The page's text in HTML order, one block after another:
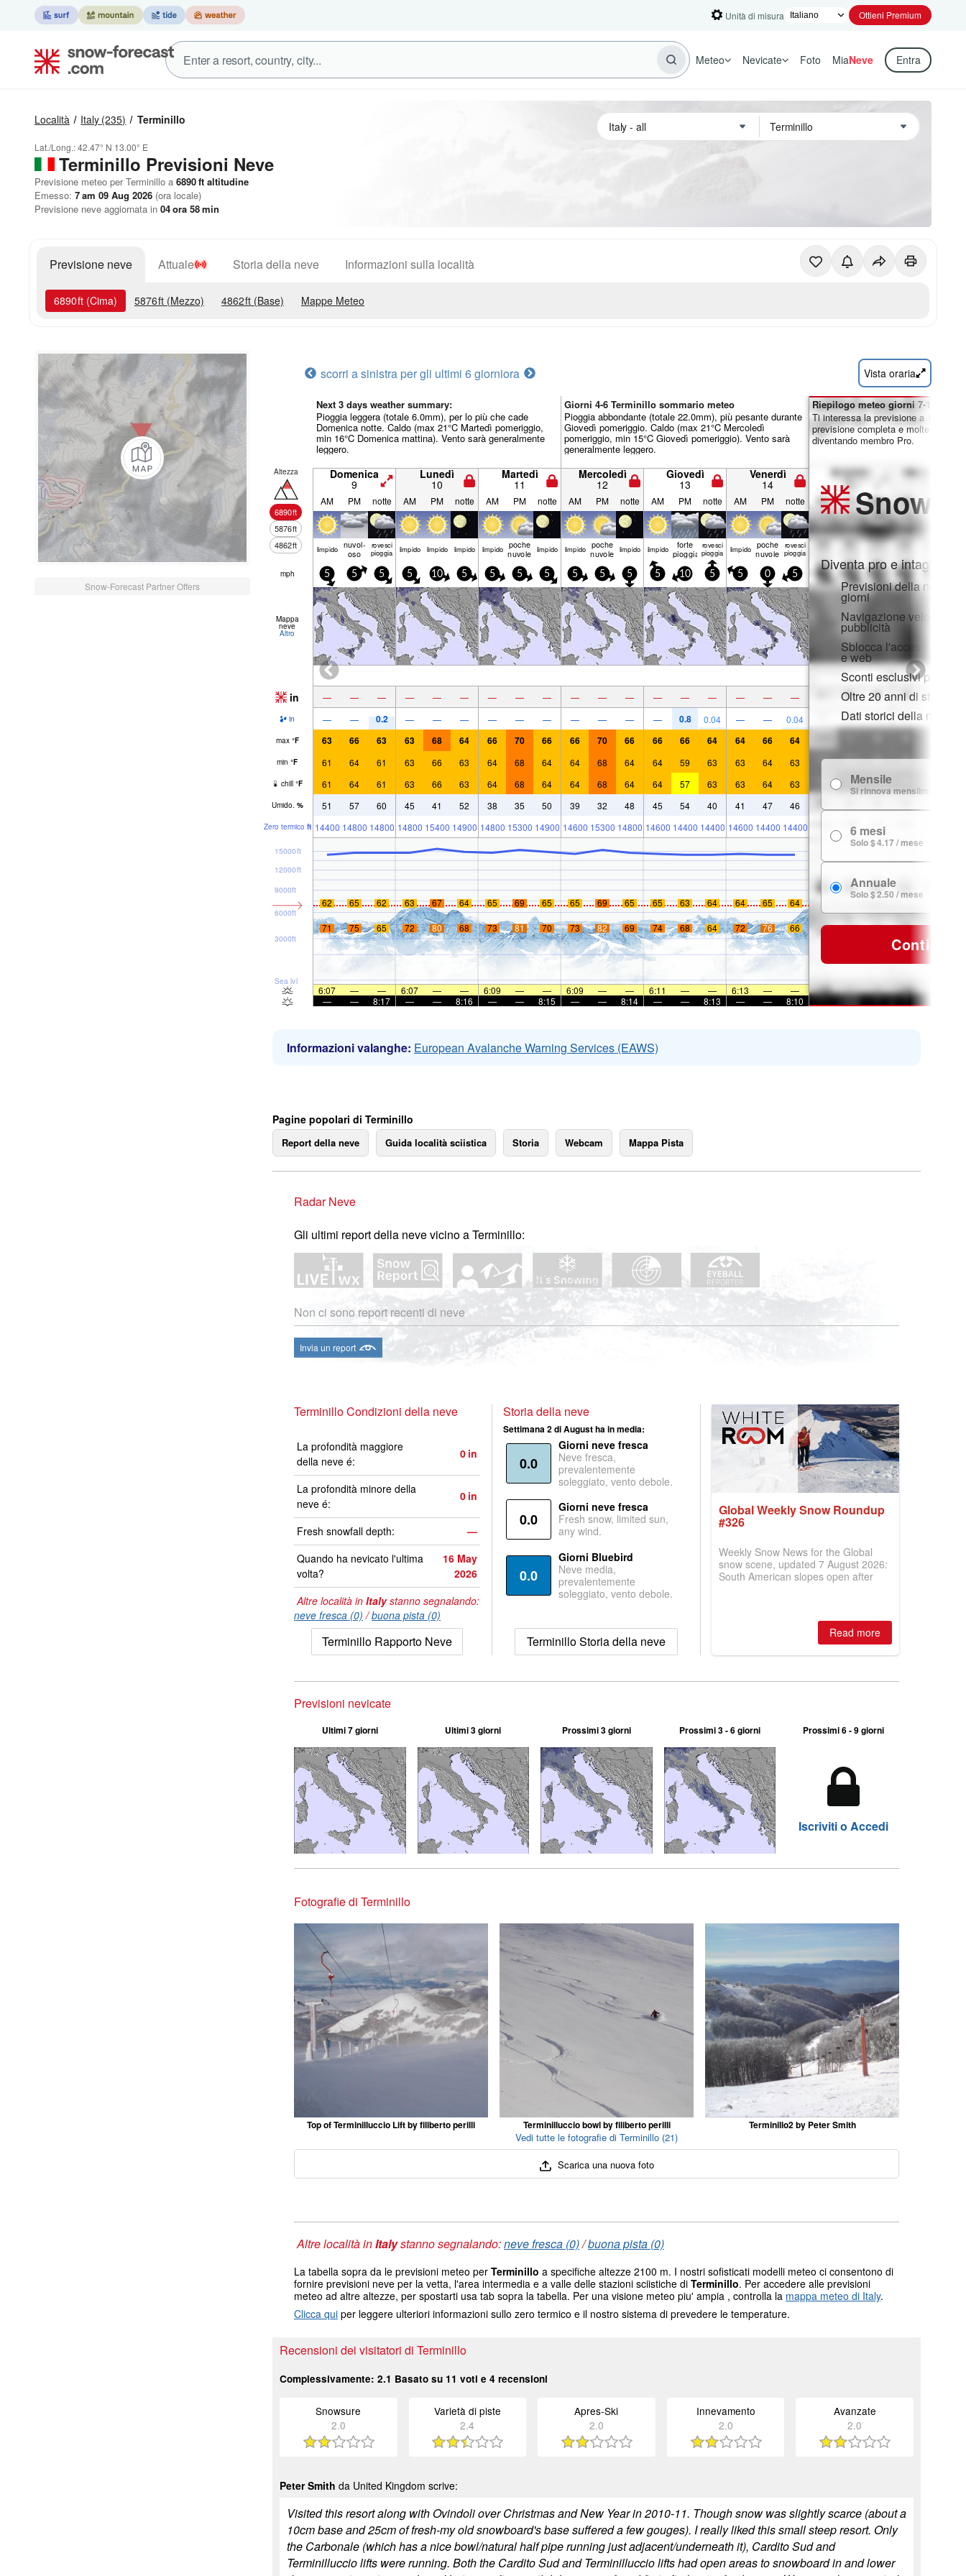
Unità di misura Ottieni Premium
Meteo Nevicate Foto MiaNeve Entra
Località Italy (235) Terminillo
Lat./Long.:42.47° N 13.00° E
Terminillo Previsioni Neve
Previsione meteo per Terminillo a 6890ft altitudine
Emesso: 7 am 09 Aug 2026 (ora locale)
Previsione neve aggiornata in 04ora 58min
Previsione neve Attuale Storia della neve Informazioni sulla località
6890ft (Cima) 5876ft (Mezzo) 4862ft (Base) Mappe Meteo
Snow-Forecast Partner Offers
scorri a sinistra per gli ultimi 6 giorniora Vista oraria
Next 3 days weather summary:
Pioggia leggera (totale 6.0mm), per lo più che cade
Domenica notte. Caldo (max 21°C Martedì pomeriggio,
min 16°C Domenica mattina). Vento sarà generalmente
leggero.
Giorni 4-6 Terminillo sommario meteo
Pioggia abbondante (totale 22.0mm), più pesante durante
Giovedì pomeriggio. Caldo (max 21°C Mercoledì
pomeriggio, min 15°C Giovedì pomeriggio). Vento sarà
generalmente leggero.
Altezza
6890ft
5876ft
4862ft
Domenica
9
Lunedì
10
Martedì
11
Mercoledì
12
Giovedì
13
Venerdì
14
AM PM notte AM PM notte AM PM notte AM PM notte AM PM notte AM PM notte
limp­ido nuvol-
oso
rovesci
pioggia limp­ido limp­ido limp­ido limp­ido poche
nuvole limp­ido limp­ido poche
nuvole limp­ido limp­ido forte
pioggia
rovesci
pioggia limp­ido poche
nuvole
rovesci
pioggia
mph 5 5 5 5 10 5 5 5 5 5 5 5 5 10 5 5 0 5
Mappa
neve
Altro
in — — — — — — — — — — — — — — — — — —
in — — 0.2 — — — — — — — — — — 0.8 0.04 — — 0.04
max °F 63 66 63 63 68 64 66 70 66 66 70 66 66 66 64 64 66 64
min °F 61 64 61 63 66 63 64 68 64 64 68 64 64 59 63 63 64 63
chill °F 61 64 61 63 66 63 64 68 64 64 68 64 64 57 63 63 64 63
Umido. % 51 57 60 45 41 52 38 35 50 39 32 48 45 54 40 41 47 46
Zero termico ft 14400 14800 14800 14800 15400 14900 14800 15300 14900 14600 15300 14800 14600 14400 14400 14600 14400 14400
Sea lvl
3000ft
6000ft
9000ft
12000ft
15000ft
62 65 62 63 67 64 65 69 65 65 69 65 65 63 64 64 65 64
71 75 65 72 80 68 73 81 70 73 82 69 74 68 64 72 76 66
6:07 — — 6:07 — — 6:09 — — 6:09 — — 6:11 — — 6:13 —
—
—
— 8:17 — — 8:16 — — 8:15 — — 8:14 — — 8:13 — — 8:10
Riepilogo meteo giorni 7-16:
Ti interessa la previsione a 16
previsione completa e molte altre
diventando membro Pro.
Snow
Diventa pro e intaglia:
Previsioni della neve
giorni
Navigazione veloce
pubblicità
Sblocca l'accesso
e web
Sconti esclusivi per i
Oltre 20 anni di storia
Dati storici della neve
Mensile
Si rinnova mensilmente
6 mesi
Solo $ 4.17 / mese
Annuale
Solo $ 2.50 / mese
Continua
Informazioni valanghe: European Avalanche Warning Services (EAWS)
Pagine popolari di Terminillo
Report della neve Guida località sciistica Storia Webcam Mappa Pista
Radar Neve
Gli ultimi report della neve vicino a Terminillo:
Non ci sono report recenti di neve
Invia un report
Terminillo Condizioni della neve
La profondità maggiore
della neve é:
0 in
La profondità minore della
neve é:
0 in
Fresh snowfall depth:
—
Quando ha nevicato l'ultima
volta?
16 May
2026
Altre località in Italystanno segnalando:
neve fresca (0) /buona pista (0)
Terminillo Rapporto Neve
Storia della neve
Settimana 2 di August ha in media:
0.0
Giorni neve fresca
Neve fresca,
prevalentemente
soleggiato, vento debole.
0.0
Giorni neve fresca
Fresh snow, limited sun,
any wind.
0.0
Giorni Bluebird
Neve media,
prevalentemente
soleggiato, vento debole.
Terminillo Storia della neve
Global Weekly Snow Roundup
#326
Weekly Snow News for the Global
snow scene, updated 7 August 2026:
South American slopes open after
2026, northern hemisphere down to
two outdoor areas still open.Read more
Previsioni nevicate
Ultimi 7 giorni Ultimi 3 giorni Prossimi 3 giorni Prossimi 3 - 6 giorni Prossimi 6 - 9 giorni
Iscriviti o Accedi
Fotografie di Terminillo
Top of Terminilluccio Lift by filiberto perilli Terminilluccio bowl by filiberto perilli Terminillo2 by Peter Smith
Vedi tutte le fotografie di Terminillo (21)
Scarica una nuova foto
Altre località inItalystanno segnalando:neve fresca (0)/buona pista (0)
La tabella sopra da le previsioni meteo per Terminillo a specifiche altezze 2100 m. I nostri sofisticati modelli meteo ci consentono di
fornire previsioni neve per la vetta, l'area intermedia e a valle delle stazioni sciistiche di Terminillo. Per accedere alle previsioni
meteo ad altre altezze, per spostarti usa tab sopra la tabella. Per una visione meteo piu' ampia , controlla la mappa meteo di Italy.
Clicca qui per leggere ulteriori informazioni sullo zero termico e il nostro sistema di prevedere le temperature.
Recensioni dei visitatori di Terminillo
Complessivamente: 2.1 Basato su 11 voti e 4 recensioni
Snowsure
2.0
Varietà di piste
2.4
Apres-Ski
2.0
Innevamento
2.0
Avanzate
2.0
Peter Smith da United Kingdom scrive:
Visited this resort along with Ovindoli over Christmas and New Year in 2010-11. Though snow was slightly scarce (about a
10cm base and 25cm of fresh-my old snowboard's base suffered a few gouges). I really liked this small steep resort. Only
the Carbonale (which has a nice bowl/natural half pipe running just adjacent/underneath it), Cardito Sud and
Terminilluccio lifts were running. Both the Cardito Sud and Terminilluccio lifts had open areas to snowboard in and lower